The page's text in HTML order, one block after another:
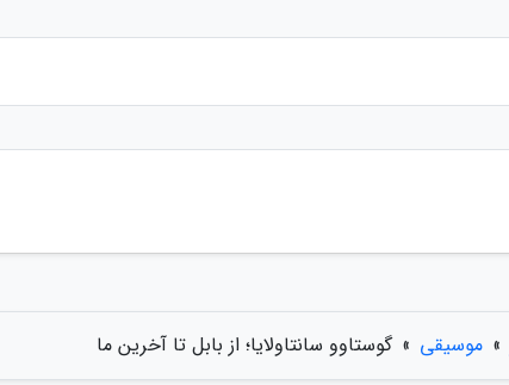
» موسیقی » گوستاوو سانتاولایا؛ از بابل تا آخرین ما